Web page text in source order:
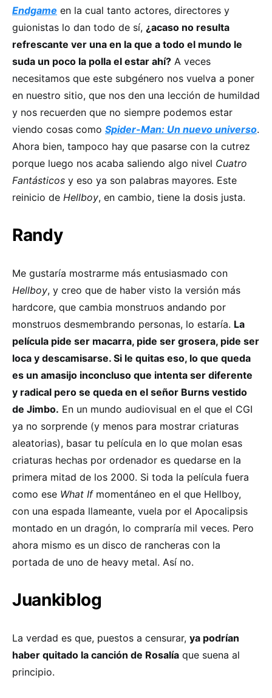
Endgame en la cual tanto actores, directores y
guionistas lo dan todo de sí, ¿acaso no resulta
refrescante ver una en la que a todo el mundo le
suda un poco la polla el estar ahí? A veces
necesitamos que este subgénero nos vuelva a poner
en nuestro sitio, que nos den una lección de humildad
y nos recuerden que no siempre podemos estar
viendo cosas como Spider-Man: Un nuevo universo.
Ahora bien, tampoco hay que pasarse con la cutrez
porque luego nos acaba saliendo algo nivel Cuatro
Fantásticos y eso ya son palabras mayores. Este
reinicio de Hellboy, en cambio, tiene la dosis justa.
Randy
Me gustaría mostrarme más entusiasmado con
Hellboy, y creo que de haber visto la versión más
hardcore, que cambia monstruos andando por
monstruos desmembrando personas, lo estaría. La
película pide ser macarra, pide ser grosera, pide ser
loca y descamisarse. Si le quitas eso, lo que queda
es un amasijo inconcluso que intenta ser diferente
y radical pero se queda en el señor Burns vestido
de Jimbo. En un mundo audiovisual en el que el CGI
ya no sorprende (y menos para mostrar criaturas
aleatorias), basar tu película en lo que molan esas
criaturas hechas por ordenador es quedarse en la
primera mitad de los 2000. Si toda la película fuera
como ese What If momentáneo en el que Hellboy,
con una espada llameante, vuela por el Apocalipsis
montado en un dragón, lo compraría mil veces. Pero
ahora mismo es un disco de rancheras con la
portada de uno de heavy metal. Así no.
Juankiblog
La verdad es que, puestos a censurar, ya podrían
haber quitado la canción de Rosalía que suena al
principio.